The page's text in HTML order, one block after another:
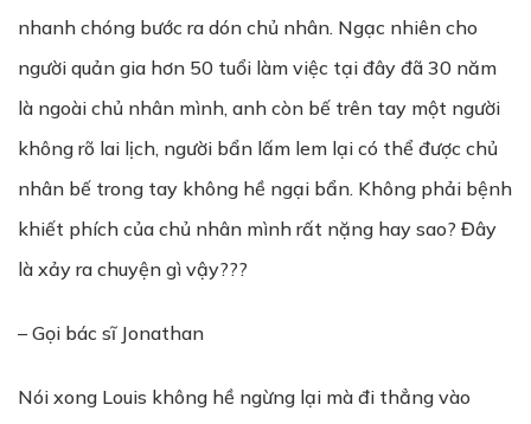
nhanh chóng bước ra dón chủ nhân. Ngạc nhiên cho
người quản gia hơn 50 tuổi làm việc tại đây đã 30 năm
là ngoài chủ nhân mình, anh còn bế trên tay một người
không rõ lai lịch, người bẩn lấm lem lại có thể được chủ
nhân bế trong tay không hề ngại bẩn. Không phải bệnh
khiết phích của chủ nhân mình rất nặng hay sao? Đây
là xảy ra chuyện gì vậy???
– Gọi bác sĩ Jonathan
Nói xong Louis không hề ngừng lại mà đi thẳng vào